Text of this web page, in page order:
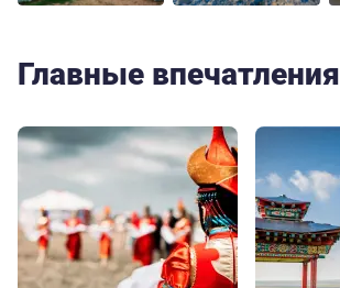
Главные впечатления